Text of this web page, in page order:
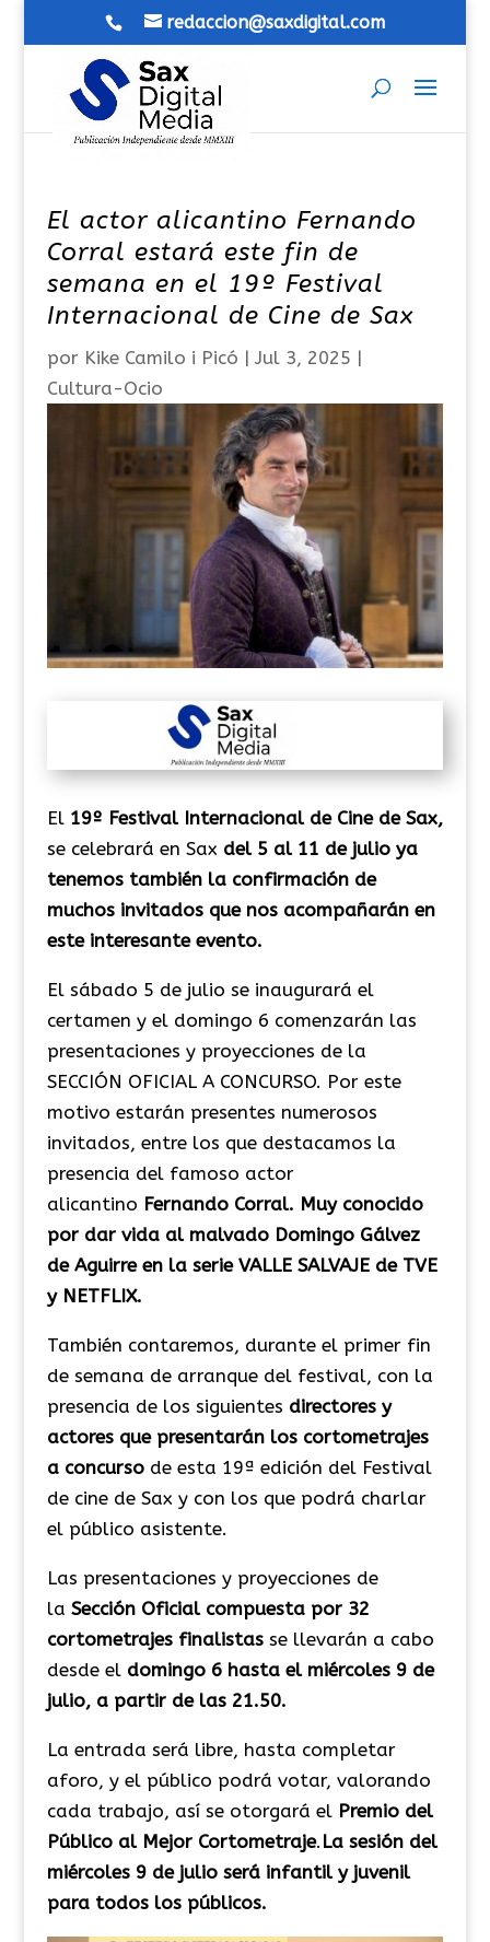
redaccion@saxdigital.com
El actor alicantino Fernando
Corral estará este fin de
semana en el 19º Festival
Internacional de Cine de Sax
por Kike Camilo i Picó | Jul 3, 2025 |
Cultura-Ocio
El 19º Festival Internacional de Cine de Sax,
se celebrará en Sax del 5 al 11 de julio ya
tenemos también la confirmación de
muchos invitados que nos acompañarán en
este interesante evento.
El sábado 5 de julio se inaugurará el
certamen y el domingo 6 comenzarán las
presentaciones y proyecciones de la
SECCIÓN OFICIAL A CONCURSO. Por este
motivo estarán presentes numerosos
invitados, entre los que destacamos la
presencia del famoso actor
alicantino Fernando Corral. Muy conocido
por dar vida al malvado Domingo Gálvez
de Aguirre en la serie VALLE SALVAJE de TVE
y NETFLIX.
También contaremos, durante el primer fin
de semana de arranque del festival, con la
presencia de los siguientes directores y
actores que presentarán los cortometrajes
a concurso de esta 19ª edición del Festival
de cine de Sax y con los que podrá charlar
el público asistente.
Las presentaciones y proyecciones de
la Sección Oficial compuesta por 32
cortometrajes finalistas se llevarán a cabo
desde el domingo 6 hasta el miércoles 9 de
julio, a partir de las 21.50.
La entrada será libre, hasta completar
aforo, y el público podrá votar, valorando
cada trabajo, así se otorgará el Premio del
Público al Mejor Cortometraje. La sesión del
miércoles 9 de julio será infantil y juvenil
para todos los públicos.